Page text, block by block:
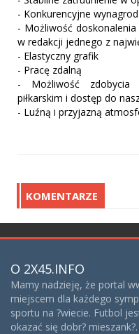
- Konkurencyjne
- Możliwość
w redakcji jednego z
- Elastyczny grafik
- Pracę zdalną
- Możliwość
piłkarskim i dostęp do
- Luźną i przyjazną
KOMENTARZE
O 2X45.INFO
Mamy nadzieję, że portal
miejscem dla każdego
sportu na ?wiecie. Futbol
okazać się dobr?